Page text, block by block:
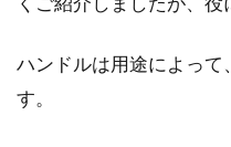
ハンドルは用途によって
す。